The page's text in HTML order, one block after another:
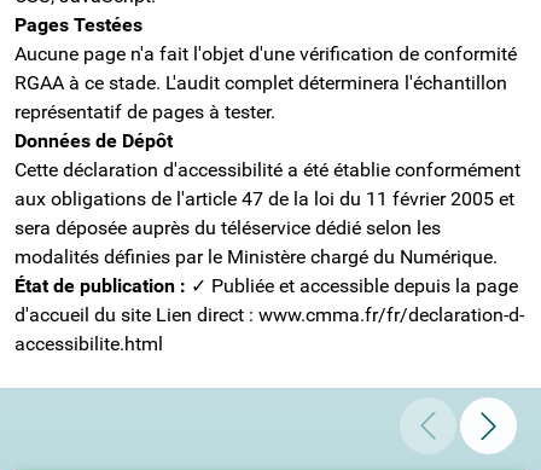
Pages Testées
Aucune page n'a fait l'objet d'une vérification de conformité
RGAA à ce stade. L'audit complet déterminera l'échantillon
représentatif de pages à tester.
Données de Dépôt
Cette déclaration d'accessibilité a été établie conformément
aux obligations de l'article 47 de la loi du 11 février 2005 et
sera déposée auprès du téléservice dédié selon les
modalités définies par le Ministère chargé du Numérique.
État de publication : ✓ Publiée et accessible depuis la page
d'accueil du site Lien direct : www.cmma.fr/fr/declaration-d-
accessibilite.html